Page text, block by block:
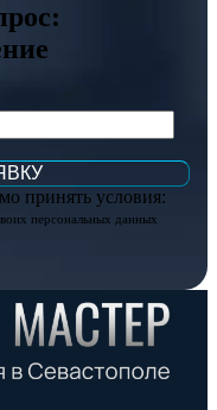
принять условия:
персональных данных